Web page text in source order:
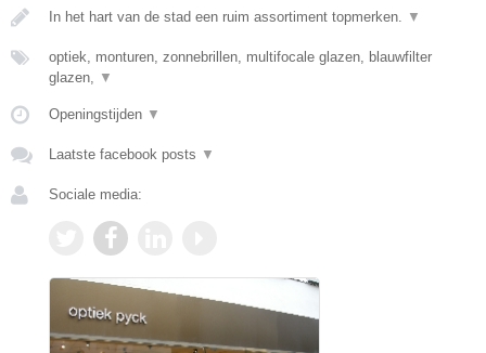
In het hart van de stad een ruim assortiment topmerken. ▼
optiek, monturen, zonnebrillen, multifocale glazen, blauwfilter
glazen,
▼
Openingstijden ▼
Laatste facebook posts ▼
Sociale media: